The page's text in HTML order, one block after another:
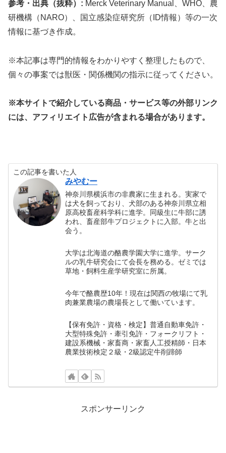
参考・出典（抜粋）: Merck Veterinary Manual、WHO、農
研機構（NARO）、国立感染症研究所（ID情報）等の一次
情報に基づき作成。
※本記事は専門的情報をわかりやすく整理したもので、
個々の事案では獣医・関係機関の指示に従ってください。
※本サイトで紹介している商品・サービス等の外部リンク
には、アフィリエイト広告が含まれる場合があります。
この記事を書いた人
みやむー
神奈川県横浜市の非農家に生まれる。実家で
は犬を飼っており、犬部のある神奈川県立相
原高校畜産科学科に進学。同級生に牛部に誘
われ、畜産部牛プロジェクトに入部。牛と出
会う。
大学は北海道の酪農学園大学に進学。サーク
ルの乳牛研究会にて会長を務める。ゼミでは
草地・飼料生産学研究室に所属。
今年で酪農歴10年！現在は関西の牧場にて乳
肉兼業農場の農場長として働いています。
【保有免許・資格・検定】普通自動車免許・
大型特殊免許・牽引免許・フォークリフト・
建設系機械・家畜商・家畜人工授精師・日本
農業技術検定２級・2級認定牛削蹄師
スポンサーリンク